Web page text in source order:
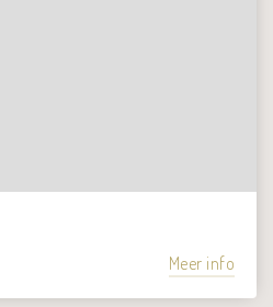
Meer info